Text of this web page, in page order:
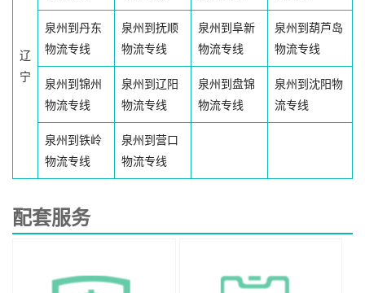
辽
宁
泉州到丹东
物流专线
泉州到抚顺
物流专线
泉州到阜新
物流专线
泉州到葫芦岛
物流专线
泉州到锦州
物流专线
泉州到辽阳
物流专线
泉州到盘锦
物流专线
泉州到沈阳物
流专线
泉州到铁岭
物流专线
泉州到营口
物流专线
配套服务